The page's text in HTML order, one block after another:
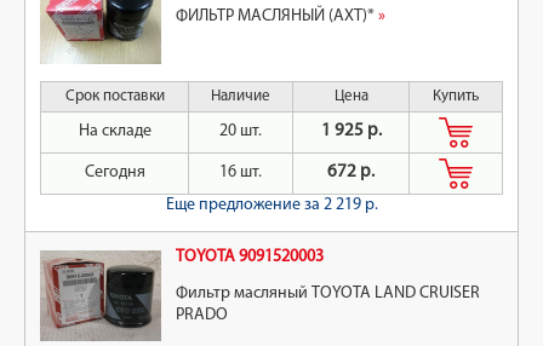
ФИЛЬТР МАСЛЯНЫЙ (АХТ)* »
Срок поставки Наличие Цена Купить
На складе 20 шт. 1 925 р.
Сегодня 16 шт.
672 р.
Еще предложение за 2 219 р.
TOYOTA 9091520003
Фильтр масляный TOYOTA LAND CRUISER
PRADO